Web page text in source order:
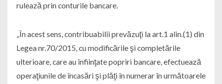
rulează prin conturile bancare.
„În acest sens, contribuabilii prevăzuţi la art.1 alin.(1) din
Legea nr.70/2015, cu modificările şi completările
ulterioare, care au înfiinţate popriri bancare, efectuează
operaţiunile de încasări şi plăţi în numerar în următoarele